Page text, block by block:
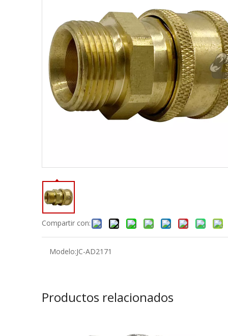
Compartir con:
Modelo:JC-AD2171
Productos relacionados